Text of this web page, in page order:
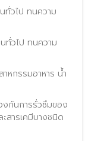
ทั่วไป ทนความ
ทั่วไป ทนความ
หกรรมอาหาร น้ำ
กันการรั่วซึมของ
สารเคมีบางชนิด